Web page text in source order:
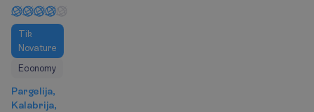
Tik
Novature
Economy
Pargelija,
Kalabrija,